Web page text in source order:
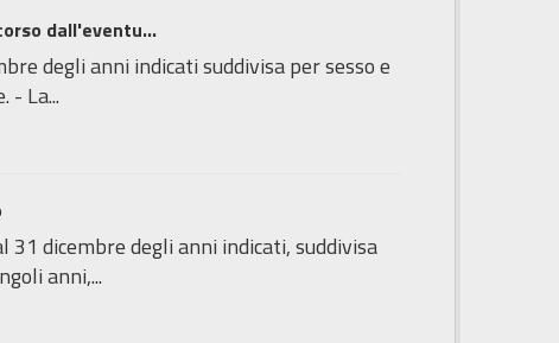
dall'eventu...
degli anni indicati suddivisa per sesso e
- La...
dicembre degli anni indicati, suddivisa
anni,...